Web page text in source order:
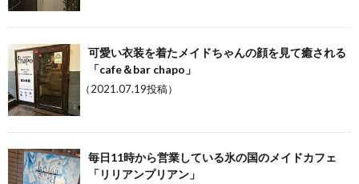
可愛い衣装を着たメイドちゃんの顔を見て癒される
「cafe＆bar chapo」
（2021.07.19投稿）
毎日11時から営業している氷の国のメイドカフェ
「リリアンプリアン」